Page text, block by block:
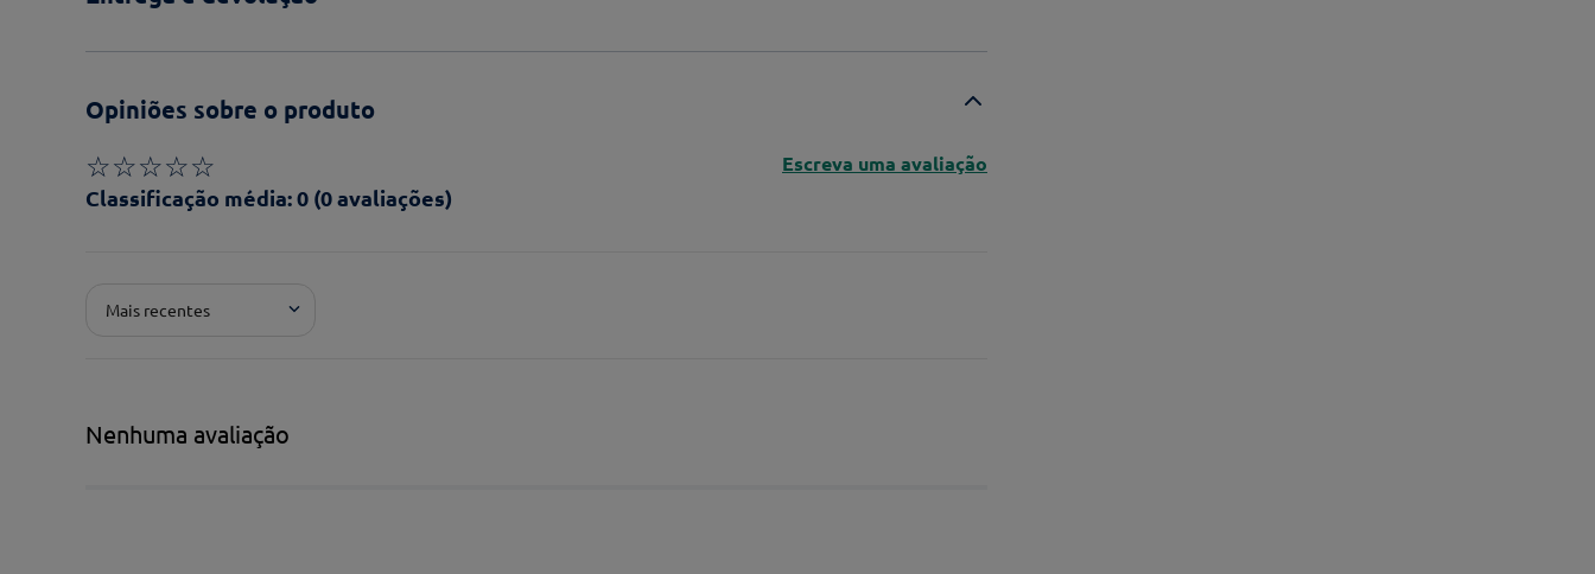
Opiniões sobre o produto
☆☆☆☆☆
Classificação média: 0 (0 avaliações)
Escreva uma avaliação
Pontuação*
Mais recentes
Nenhuma avaliação